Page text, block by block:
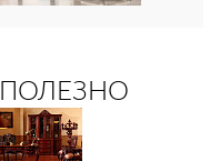
ПОЛЕЗНО